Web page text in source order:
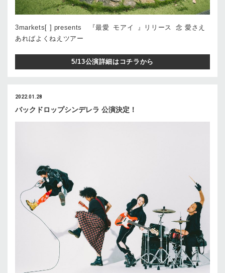
3markets[ ] presents 『最愛 モアイ 』リリース 念 愛さえ
あればよくねえツアー
5/13公演詳細はコチラから
2022.01.28
バックドロップシンデレラ 公演決定！